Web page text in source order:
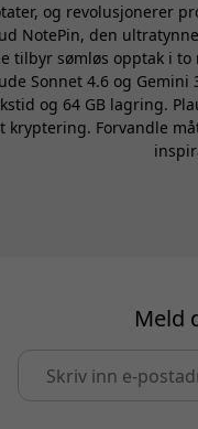
og revolusjonerer
NotePin, den
tilbyr sømløs opptak i
Sonnet 4.6 og
og 64 GB lagring.
kryptering. Forvandle
Meld